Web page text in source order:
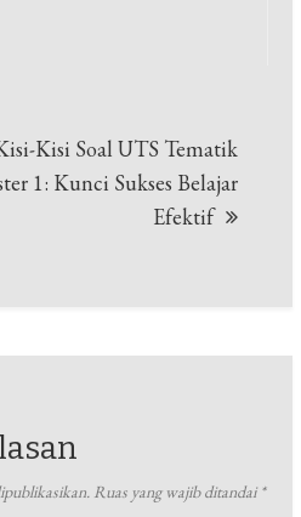
Kisi Soal UTS Tematik
1: Kunci Sukses Belajar
Efektif
Ruas yang wajib ditandai *